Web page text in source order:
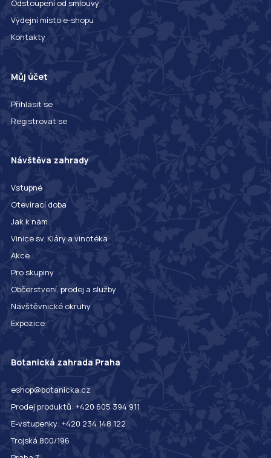
Odstoupení od smlouvy
Výdejní místo e-shopu
Kontakty
Můj účet
Přihlásit se
Registrovat se
Návštěva zahrady
Vstupné
Otevírací doba
Jak k nám
Vinice sv. Kláry a vinotéka
Akce
Pro skupiny
Občerstvení, prodej a služby
Návštěvnické okruhy
Expozice
Botanická zahrada Praha
eshop@botanicka.cz
Prodej produktů: +420 605 394 911
E-vstupenky: +420 234 148 122
Trojská 800/196